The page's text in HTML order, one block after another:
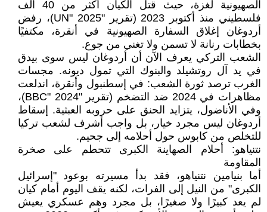
الصهيونية لغزة، حيث قتل الكيان أكثر من 40 ألف
فلسطيني منذ أكتوبر 2023 (تقرير "UN" 2025)، رفض
أردوغان إغلاق السفارة الصهيونية في أنقرة، مكتفيًا
بخطابات رنانة لا تسمن ولا تغني من جوع.
الشعب التركي يعرف الآن أن أردوغان ليس سوى بيدق
في يد آل روتشيلد والبنوك التي تمول ديونه. مجسات
الغرب ترصد ثورة الشعب: في إسطنبول وأنقرة، اندلعت
مظاهرات في 2024 ضد التضخم (تقرير "BBC" 2024)،
وفي الأناضول، يتزايد الحنق على حروبه العبثية. إسقاط
أردوغان ليس مجرد خيار، بل واجب أشرف لشعب تركيا
للتخلص من كابوس حول أحلامه إلى جحيم.
نتنياهو: أحلام الصهاينة الكبرى تتحطم على صخرة
المقاومة
أما بنيامين نتنياهو، فقد بدأ مسيرته بوعود "إسرائيل
الكبرى" من النيل إلى الفرات، لكنه يقف اليوم أمام كيان
لم يعد كبيرًا ولا صغيرًا، بل مجرد وهم عسكري يعيش